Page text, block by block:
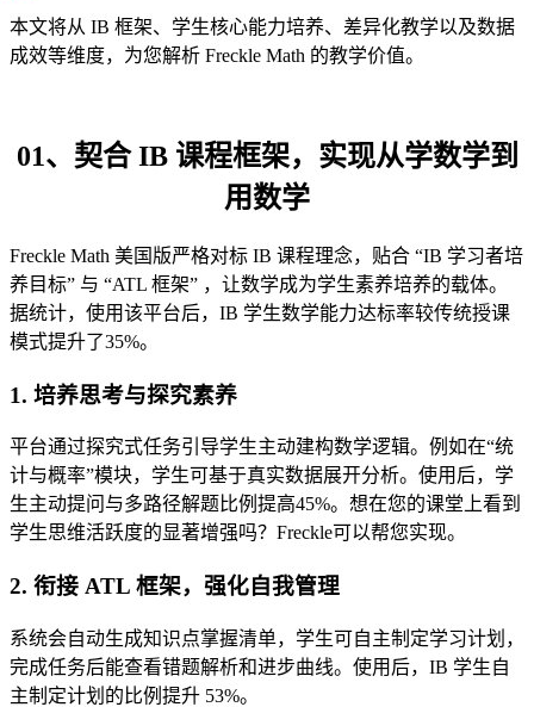
本文将从 IB 框架、学生核心能力培养、差异化教学以及数据
成效等维度，为您解析 Freckle Math 的教学价值。
01、 契合 IB 课程框架，实现从学数学到
用数学
Freckle Math 美国版严格对标 IB 课程理念，贴合 “IB 学习者培
养目标” 与 “ATL 框架” ，让数学成为学生素养培养的载体。
据统计，使用该平台后，IB 学生数学能力达标率较传统授课
模式提升了35%。
1. 培养思考与探究素养
平台通过探究式任务引导学生主动建构数学逻辑。例如在“统
计与概率”模块，学生可基于真实数据展开分析。使用后，学
生主动提问与多路径解题比例提高45%。想在您的课堂上看到
学生思维活跃度的显著增强吗？Freckle可以帮您实现。
2. 衔接 ATL 框架，强化自我管理
系统会自动生成知识点掌握清单，学生可自主制定学习计划，
完成任务后能查看错题解析和进步曲线。使用后，IB 学生自
主制定计划的比例提升 53%。